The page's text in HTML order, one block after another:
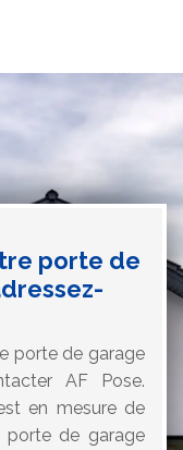
porte de
porte de garage
AF Pose.
en mesure de
porte de garage